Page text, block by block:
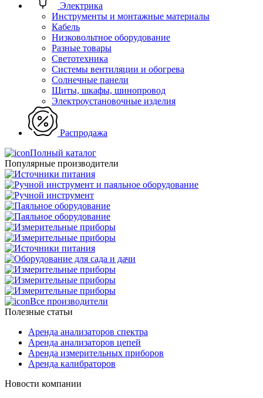
Электрика
Инструменты и монтажные материалы
Кабель
Низковольтное оборудование
Разные товары
Светотехника
Системы вентиляции и обогрева
Солнечные панели
Щиты, шкафы, шинопровод
Электроустановочные изделия
Распродажа
Полный каталог
Популярные производители
Все производители
Полезные статьи
Аренда анализаторов спектра
Аренда анализаторов цепей
Аренда измерительных приборов
Аренда калибраторов
Новости компании